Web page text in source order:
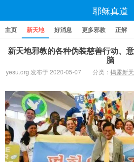
耶稣真道
主页 新天地 好消息 更多邪教 正解
新天地邪教的各种伪装慈善行动、
脑
yesu.org 发布于 2020-05-07 分类： 揭露新